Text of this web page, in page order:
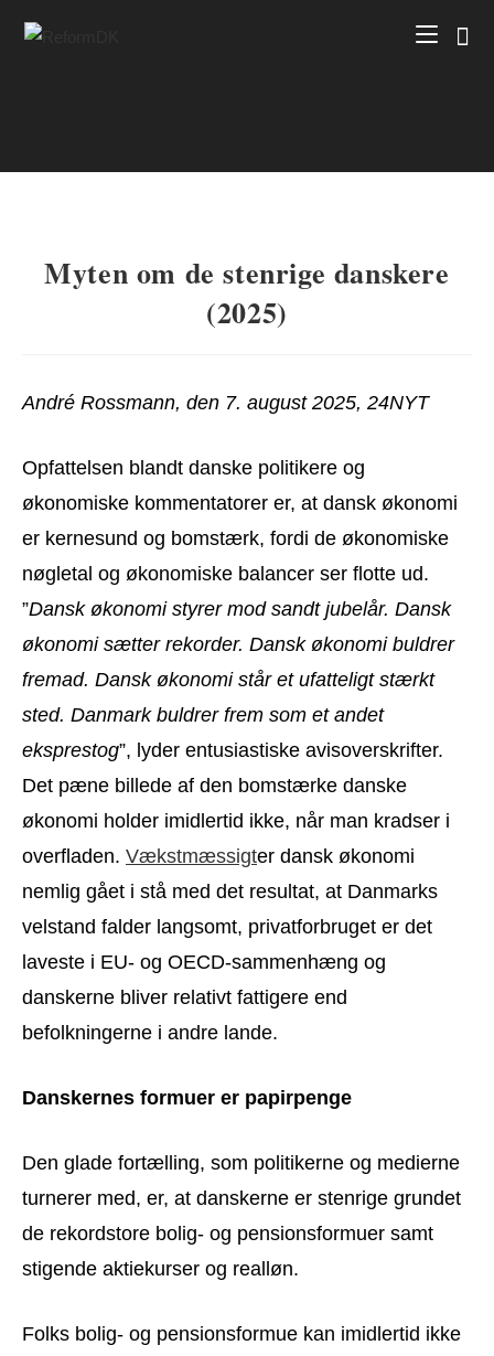
Myten om de stenrige danskere
(2025)
André Rossmann, den 7. august 2025, 24NYT
Opfattelsen blandt danske politikere og
økonomiske kommentatorer er, at dansk økonomi
er kernesund og bomstærk, fordi de økonomiske
nøgletal og økonomiske balancer ser flotte ud.
”Dansk økonomi styrer mod sandt jubelår. Dansk
økonomi sætter rekorder. Dansk økonomi buldrer
fremad. Dansk økonomi står et ufatteligt stærkt
sted. Danmark buldrer frem som et andet
eksprestog”, lyder entusiastiske avisoverskrifter.
Det pæne billede af den bomstærke danske
økonomi holder imidlertid ikke, når man kradser i
overfladen. Vækstmæssigter dansk økonomi
nemlig gået i stå med det resultat, at Danmarks
velstand falder langsomt, privatforbruget er det
laveste i EU- og OECD-sammenhæng og
danskerne bliver relativt fattigere end
befolkningerne i andre lande.
Danskernes formuer er papirpenge
Den glade fortælling, som politikerne og medierne
turnerer med, er, at danskerne er stenrige grundet
de rekordstore bolig- og pensionsformuer samt
stigende aktiekurser og realløn.
Folks bolig- og pensionsformue kan imidlertid ikke